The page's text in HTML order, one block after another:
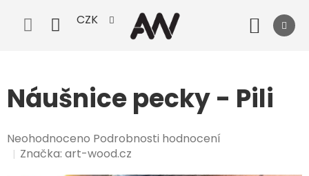
obsah
CZK
Náušnice pecky - Pili
Průměrné
hodnocení
Neohodnoceno Podrobnosti hodnocení
Značka:art-wood.cz